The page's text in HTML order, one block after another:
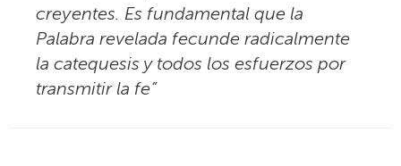
creyentes. Es fundamental que la
Palabra revelada fecunde radicalmente
la catequesis y todos los esfuerzos por
transmitir la fe”